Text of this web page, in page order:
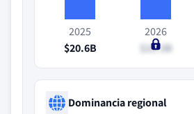
2025
$20.6B
2026
$21.3B
Dominancia regional